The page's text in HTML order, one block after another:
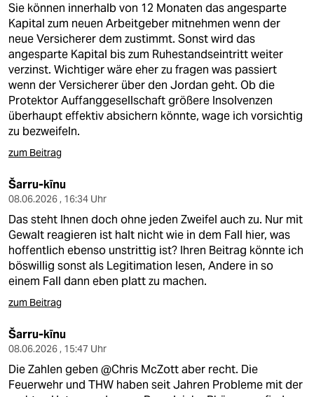
Sie können innerhalb von 12 Monaten das angesparte
Kapital zum neuen Arbeitgeber mitnehmen wenn der
neue Versicherer dem zustimmt. Sonst wird das
angesparte Kapital bis zum Ruhestandseintritt weiter
verzinst. Wichtiger wäre eher zu fragen was passiert
wenn der Versicherer über den Jordan geht. Ob die
Protektor Auffanggesellschaft größere Insolvenzen
überhaupt effektiv absichern könnte, wage ich vorsichtig
zu bezweifeln.
zum Beitrag
Šarru-kīnu
08.06.2026 , 16:34 Uhr
Das steht Ihnen doch ohne jeden Zweifel auch zu. Nur mit
Gewalt reagieren ist halt nicht wie in dem Fall hier, was
hoffentlich ebenso unstrittig ist? Ihren Beitrag könnte ich
böswillig sonst als Legitimation lesen, Andere in so
einem Fall dann eben platt zu machen.
zum Beitrag
Šarru-kīnu
08.06.2026 , 15:47 Uhr
Die Zahlen geben @Chris McZott aber recht. Die
Feuerwehr und THW haben seit Jahren Probleme mit der